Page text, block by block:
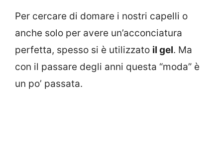
Per cercare di domare i nostri capelli o
anche solo per avere un’acconciatura
perfetta, spesso si è utilizzato il gel. Ma
con il passare degli anni questa “moda” è
un po’ passata.